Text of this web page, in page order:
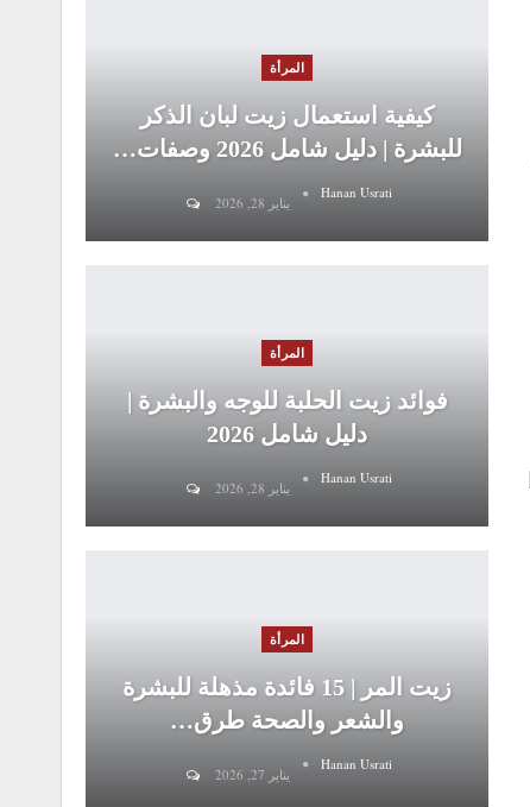
المرأة
كيفية استعمال زيت لبان الذكر
للبشرة | دليل شامل 2026 وصفات…
Hanan Usrati
يناير 28, 2026
المرأة
فوائد زيت الحلبة للوجه والبشرة |
دليل شامل 2026
Hanan Usrati
يناير 28, 2026
المرأة
زيت المر | 15 فائدة مذهلة للبشرة
والشعر والصحة طرق…
Hanan Usrati
يناير 27, 2026